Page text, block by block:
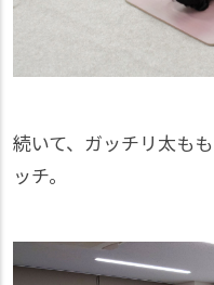
続いて、ガッチリ太も
ッチ。